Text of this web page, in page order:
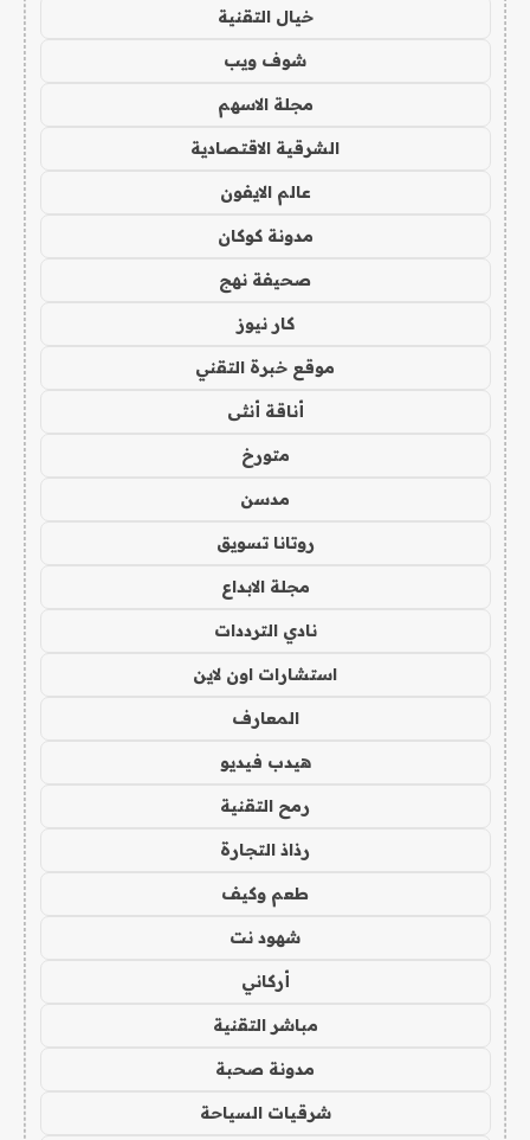
خيال التقنية
شوف ويب
مجلة الاسهم
الشرقية الاقتصادية
عالم الايفون
مدونة كوكان
صحيفة نهج
كار نيوز
موقع خبرة التقني
أناقة أنثى
متورخ
مدسن
روتانا تسويق
مجلة الابداع
نادي الترددات
استشارات اون لاين
المعارف
هيدب فيديو
رمح التقنية
رذاذ التجارة
طعم وكيف
شهود نت
أركاني
مباشر التقنية
مدونة صحبة
شرقيات السياحة